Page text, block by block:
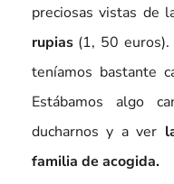
preciosas vistas de
rupias(1, 50 euros).
teníamos bastante
Estábamos algo
ducharnos y a ver
familia de acogida.